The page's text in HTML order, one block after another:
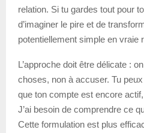
relation. Si tu gardes tout pour
d’imaginer le pire et de
potentiellement simple en vraie
L’approche doit être délicate :
choses, non à accuser. Tu
que ton compte est encore
J’ai besoin de comprendre ce
Cette formulation est plus